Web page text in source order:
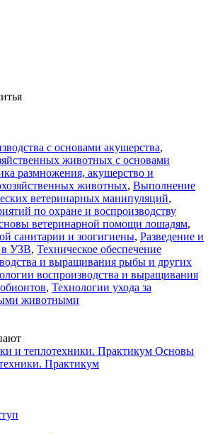
с основами акушерства,
животных с основами
размножения, акушерство и
животных, Выполнение
ветеринарных манипуляций,
по охране и воспроизводству
ветеринарной помощи лошадям,
санитарии и зоогигиены, Разведение и
УЗВ, Техническое обеспечение
и выращивания рыбы и других
воспроизводства и выращивания
, Технологии ухода за
животными
Основы
Практикум